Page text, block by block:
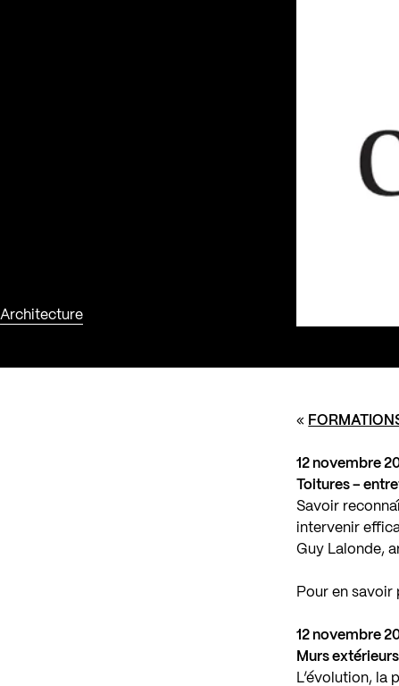
Architecture
«
12 novembre
Toitures –
Savoir
intervenir
Guy Lalonde,
Pour en savoir
12 novembre
Murs
L’évolution, la